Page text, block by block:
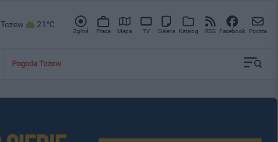
Tczew 21°C
Zgłoś Praca Mapa TV Galeria Katalog RSS Facebook Poczta
Pogoda Tczew